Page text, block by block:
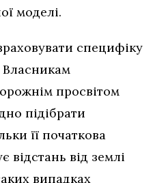
моделі.
специфіку
Власникам
просвітом
підібрати
її початкова
відстань від землі
випадках